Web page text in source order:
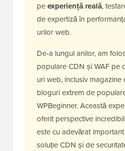
peexperiență reală,
de expertiză în
urilor web.
De-a lungul anilor, am
populare CDN și WAF pe
uri web, inclusiv magazine
bloguri extrem de
WPBeginner. Această
oferit perspective
este cu adevărat
soluție CDN și de